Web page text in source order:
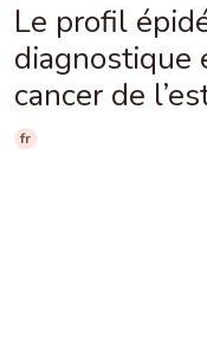
Le profil
diagnostique
cancer de
fr